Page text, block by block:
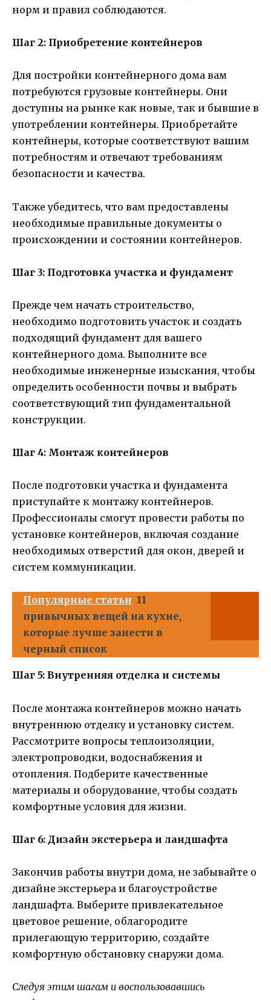
норм и правил соблюдаются.
Шаг 2: Приобретение контейнеров
Для постройки контейнерного дома вам
потребуются грузовые контейнеры. Они
доступны на рынке как новые, так и бывшие в
употреблении контейнеры. Приобретайте
контейнеры, которые соответствуют вашим
потребностям и отвечают требованиям
безопасности и качества.
Также убедитесь, что вам предоставлены
необходимые правильные документы о
происхождении и состоянии контейнеров.
Шаг 3: Подготовка участка и фундамент
Прежде чем начать строительство,
необходимо подготовить участок и создать
подходящий фундамент для вашего
контейнерного дома. Выполните все
необходимые инженерные изыскания, чтобы
определить особенности почвы и выбрать
соответствующий тип фундаментальной
конструкции.
Шаг 4: Монтаж контейнеров
После подготовки участка и фундамента
приступайте к монтажу контейнеров.
Профессионалы смогут провести работы по
установке контейнеров, включая создание
необходимых отверстий для окон, дверей и
систем коммуникации.
Популярные статьи 11
привычных вещей на кухне,
которые лучше занести в
черный список
Шаг 5: Внутренняя отделка и системы
После монтажа контейнеров можно начать
внутреннюю отделку и установку систем.
Рассмотрите вопросы теплоизоляции,
электропроводки, водоснабжения и
отопления. Подберите качественные
материалы и оборудование, чтобы создать
комфортные условия для жизни.
Шаг 6: Дизайн экстерьера и ландшафта
Закончив работы внутри дома, не забывайте о
дизайне экстерьера и благоустройстве
ландшафта. Выберите привлекательное
цветовое решение, облагородите
прилегающую территорию, создайте
комфортную обстановку снаружи дома.
Следуя этим шагам и воспользовавшись